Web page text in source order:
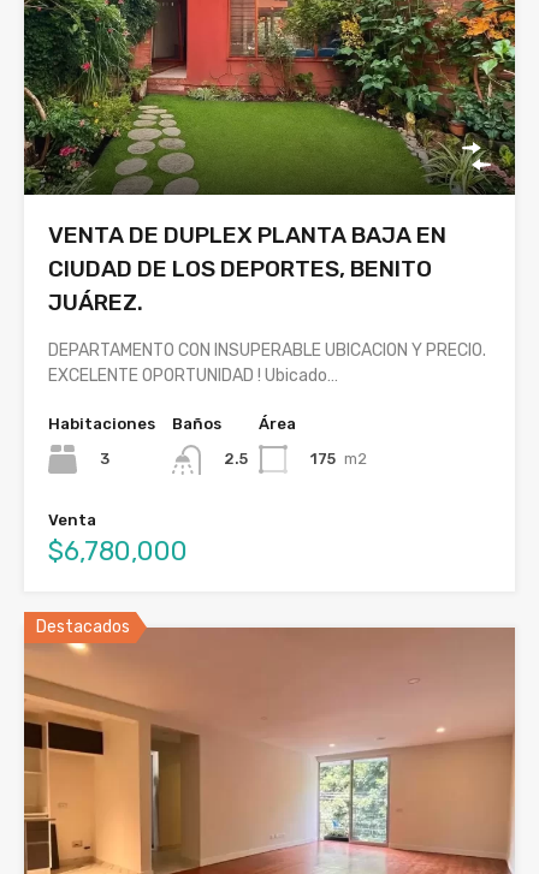
VENTA DE DUPLEX PLANTA BAJA EN
CIUDAD DE LOS DEPORTES, BENITO
JUÁREZ.
DEPARTAMENTO CON INSUPERABLE UBICACION Y PRECIO.
EXCELENTE OPORTUNIDAD ! Ubicado…
Habitaciones
3
Baños
2.5
Área
175 m2
Venta
$6,780,000
Destacados